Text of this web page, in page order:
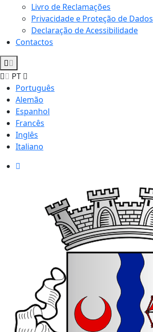
Livro de Reclamações
Privacidade e Proteção de Dados
Declaração de Acessibilidade
Contactos
PT
Português
Alemão
Espanhol
Francês
Inglês
Italiano